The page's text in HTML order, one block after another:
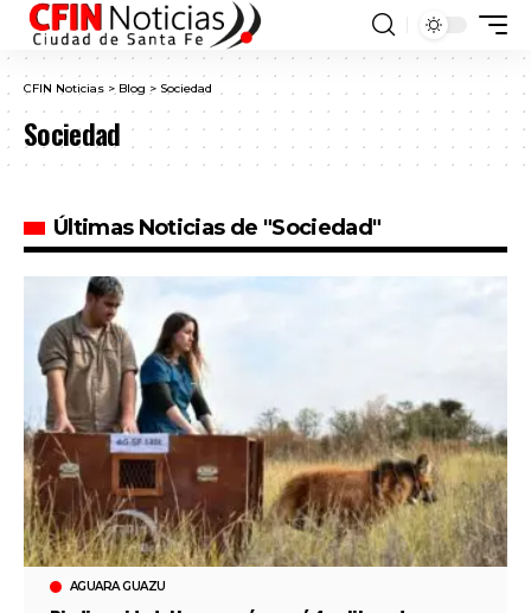
CFIN Noticias > Blog > Sociedad
Sociedad
Últimas Noticias de "Sociedad"
AGUARA GUAZU